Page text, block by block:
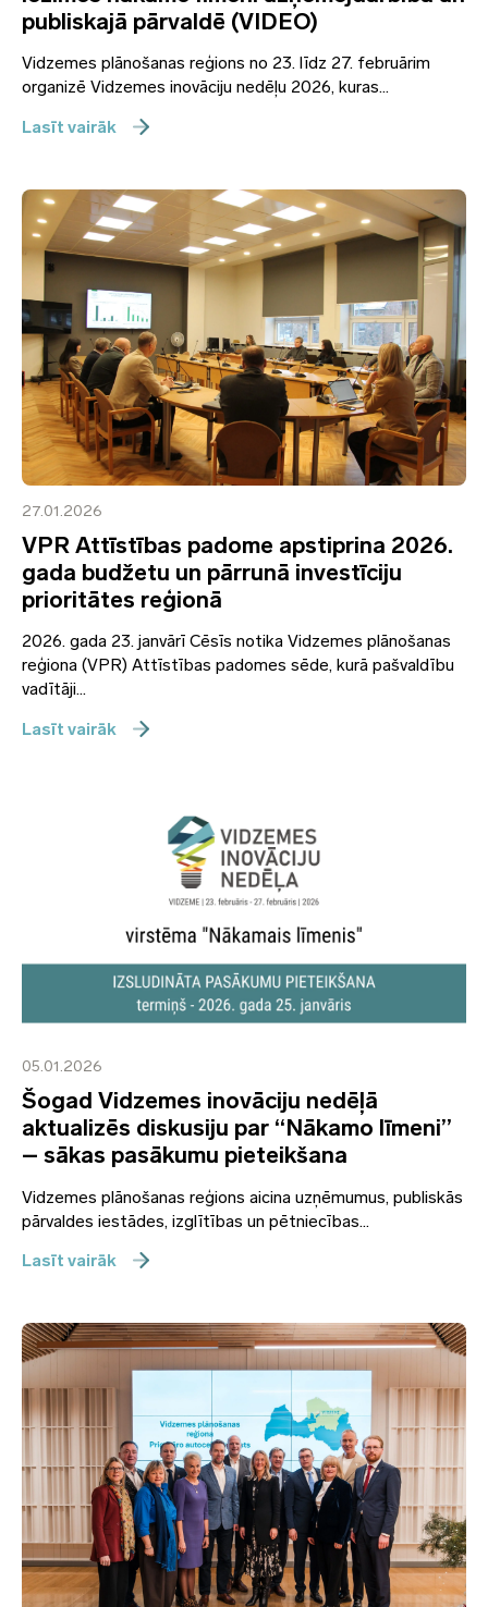
publiskajā pārvaldē (VIDEO)
Vidzemes plānošanas reģions no 23. līdz 27. februārim
organizē Vidzemes inovāciju nedēļu 2026, kuras...
Lasīt vairāk
27.01.2026
VPR Attīstības padome apstiprina 2026.
gada budžetu un pārrunā investīciju
prioritātes reģionā
2026. gada 23. janvārī Cēsīs notika Vidzemes plānošanas
reģiona (VPR) Attīstības padomes sēde, kurā pašvaldību
vadītāji...
Lasīt vairāk
05.01.2026
Šogad Vidzemes inovāciju nedēļā
aktualizēs diskusiju par “Nākamo līmeni”
– sākas pasākumu pieteikšana
Vidzemes plānošanas reģions aicina uzņēmumus, publiskās
pārvaldes iestādes, izglītības un pētniecības...
Lasīt vairāk